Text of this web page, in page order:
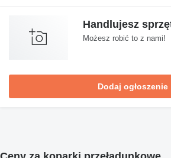
Handlujesz
Możesz robić to z nami!
Dodaj ogłoszenie